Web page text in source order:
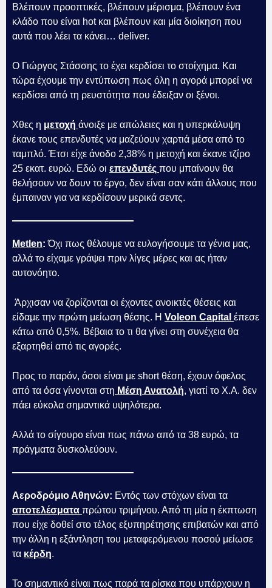
Βλέπουν προοπτικές, βλέπουν μέρισμα, βλέπουν ένα
κλάδο που είναι hot και βλέπουν και μία διοίκηση που
αυτά που λέει τα κάνει… deliver.
Ο Γιώργος Στάσσης το έχει κερδίσει το στοίχημα. Και
τώρα έχουμε την εντύπωση πως όλη η αγορά μπορεί να
κερδίσει από τη ρευστότητα που έδειξαν οι ξένοι.
Χθες η μετοχή άνοιξε με απώλειες και η υπερκάλυψη
έκανε τους επενδυτές να μαζεύουν χαρτιά μέσα από το
ταμπλό. Έτσι είχε άνοδο 2,38% η μετοχή και έκανε τζίρο
25 εκατ. ευρώ. Εδώ οι επενδυτές που μπαίνουν θα
θελήσουν να δουν το έργο, δεν είναι σαν κάτι άλλους που
έμπαιναν για να κερδίσουν μερικά σεντς.
Metlen:Όχι πως θέλουμε να ευλογήσουμε τα γένια μας,
αλλά το είχαμε γράψει πριν λίγες μέρες και ας ήταν
αυτονόητο.
Άρχισαν να ζορίζονται οι έχοντες ανοικτές θέσεις και
είδαμε την πρώτη μείωση θέσης. Η Voleon Capital έπεσε
κάτω από 0,5%. Βέβαια το τι θα γίνει στη συνέχεια θα
εξαρτηθεί από τις αγορές.
Προς το παρόν, όσοι είναι με short θέση, έχουν όφελος
από τα όσα γίνονται στη Μέση Ανατολή, γιατί το Χ.Α. δεν
πάει εύκολα σημαντικά υψηλότερα.
Αλλά το σίγουρο είναι πως πάνω από τα 38 ευρώ, τα
πράγματα δυσκολεύουν.
Αεροδρόμιο Αθηνών: Εντός των στόχων είναι τα
αποτελέσματα πρώτου τριμήνου. Από τη μία η έκπτωση
που είχε δοθεί στο τέλος εξυπηρέτησης επιβατών και από
την άλλη η εξάντληση του μεταφερόμενου ποσού μείωσε
τα κέρδη.
Το σημαντικό είναι πως παρά τα ρίσκα που υπάρχουν η